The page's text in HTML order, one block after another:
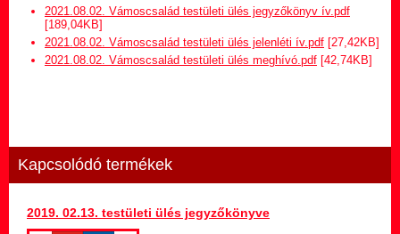
Hirdetmény termőföld
bérletére
Települési Arculati
Képviselő-testületi ülések
2021.08.02. Vámoscsalád testületi ülés jegyzőkönyv ív.pdf
[189,04KB]
2021.08.02. Vámoscsalád testületi ülés jelenléti ív.pdf [27,42KB]
2021.08.02. Vámoscsalád testületi ülés meghívó.pdf [42,74KB]
Kapcsolódó termékek
2019. 02.13. testületi ülés jegyzőkönyve